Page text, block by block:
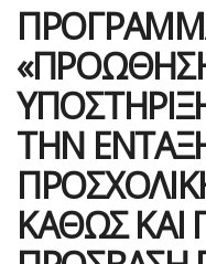
ΤΗΝ
ΚΑΘΩΣ ΚΑΙ